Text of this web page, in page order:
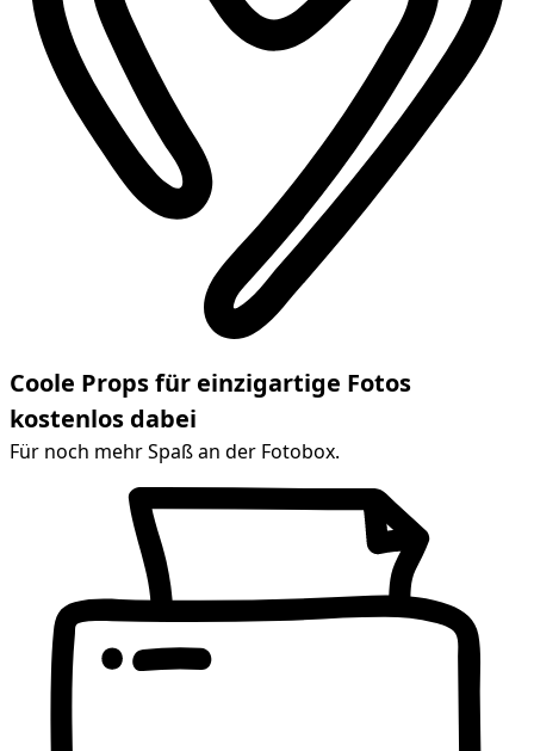
Coole Props für einzigartige Fotos
kostenlos dabei
Für noch mehr Spaß an der Fotobox.